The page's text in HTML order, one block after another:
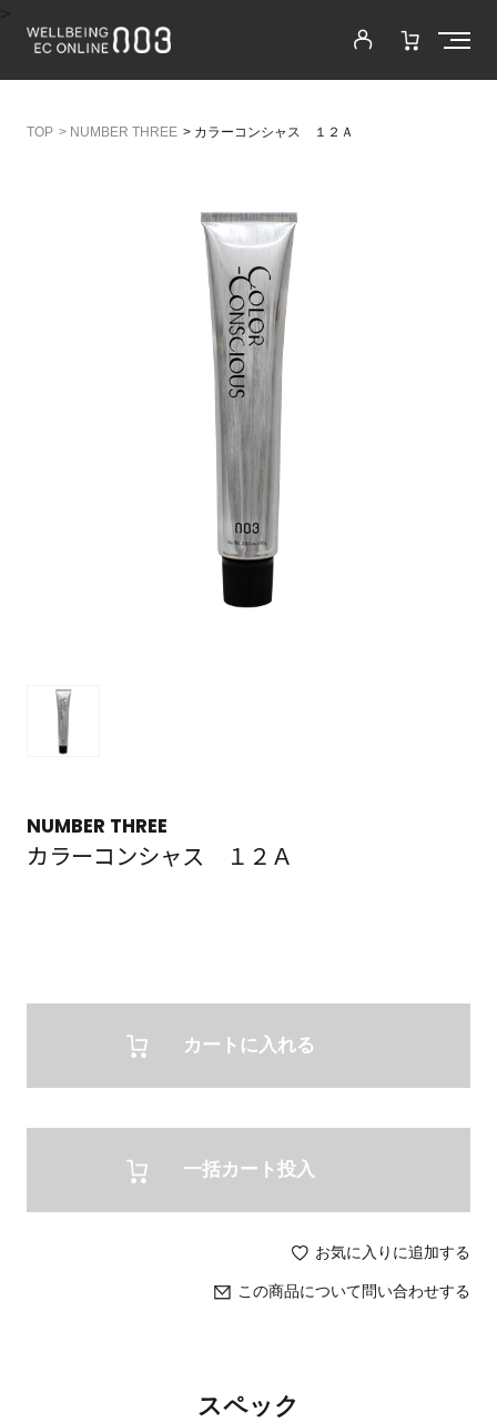
> NUMBER THREE > カラーコンシャス １２Ａ
NUMBER THREE
カラーコンシャス １２Ａ
カートに入れる
一括カート投入
お気に入りに追加する
この商品について問い合わせする
スペック